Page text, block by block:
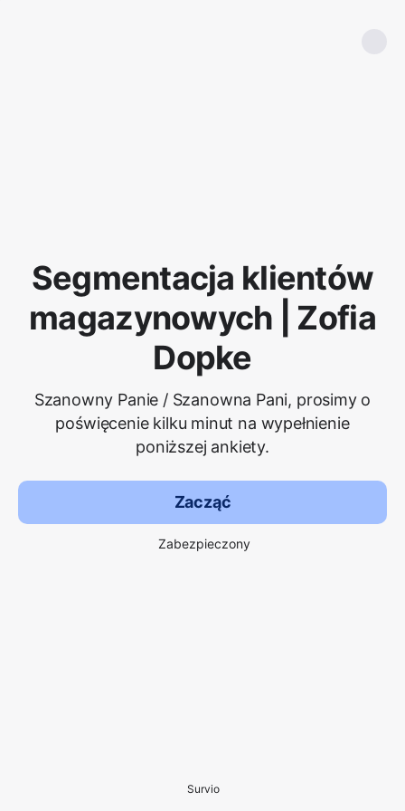
Segmentacja klientów
magazynowych | Zofia
Dopke
Szanowny Panie / Szanowna Pani, prosimy o
poświęcenie kilku minut na wypełnienie
poniższej ankiety.
Zacząć
Zabezpieczony
Survio